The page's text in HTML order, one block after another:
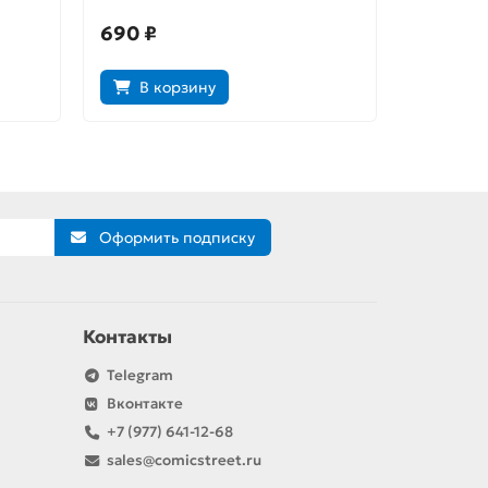
690 ₽
В корзину
Оформить подписку
Контакты
Telegram
Вконтакте
+7 (977) 641-12-68
sales@comicstreet.ru